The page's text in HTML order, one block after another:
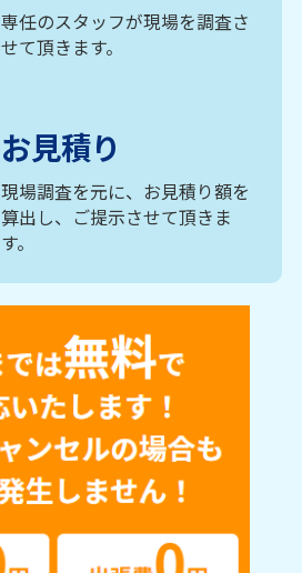
専任のスタッフが現場を調査さ
せて頂きます。
お見積り
現場調査を元に、お見積り額を
算出し、ご提示させて頂きま
す。